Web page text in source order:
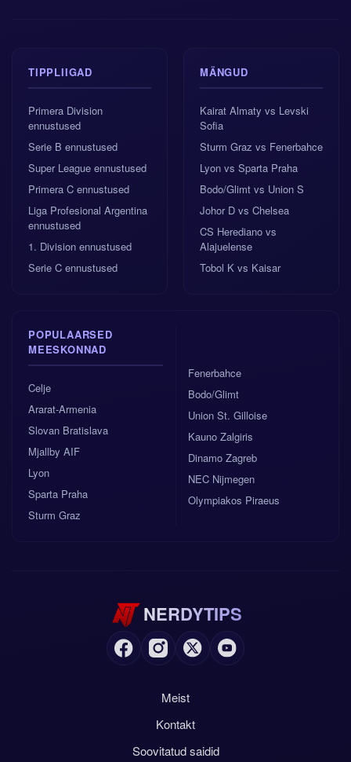
TIPPLIIGAD
Primera Division
ennustused
Serie B ennustused
Super League ennustused
Primera C ennustused
Liga Profesional Argentina
ennustused
1. Division ennustused
Serie C ennustused
MÄNGUD
Kairat Almaty vs Levski
Sofia
Sturm Graz vs Fenerbahce
Lyon vs Sparta Praha
Bodo/Glimt vs Union S
Johor D vs Chelsea
CS Herediano vs
Alajuelense
Tobol K vs Kaisar
POPULAARSED
MEESKONNAD
Celje
Ararat-Armenia
Slovan Bratislava
Mjallby AIF
Lyon
Sparta Praha
Sturm Graz
Fenerbahce
Bodo/Glimt
Union St. Gilloise
Kauno Zalgiris
Dinamo Zagreb
NEC Nijmegen
Olympiakos Piraeus
NERDYTIPS
Meist
Kontakt
Soovitatud saidid